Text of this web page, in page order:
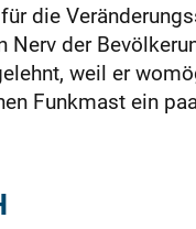
die
Nerv der
weil er
Funkmast ein